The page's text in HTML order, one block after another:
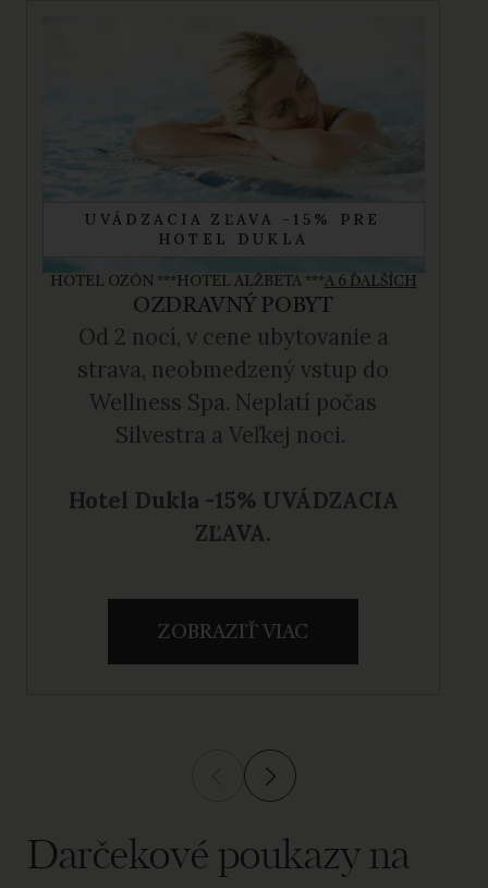
UVÁDZACIA ZĽAVA -15% PRE
HOTEL DUKLA
HOTEL OZÓN ***HOTEL ALŽBETA ***A 6 ĎALŠÍCH
OZDRAVNÝ POBYT
Od 2 nocí, v cene ubytovanie a
strava, neobmedzený vstup do
Wellness Spa. Neplatí počas
Silvestra a Veľkej noci.
Hotel Dukla -15% UVÁDZACIA
ZĽAVA.
ZOBRAZIŤ VIAC
Darčekové poukazy na